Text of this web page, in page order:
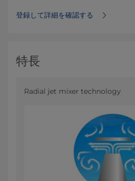
登録して詳細を確認する
特長
Radial jet mixer technology